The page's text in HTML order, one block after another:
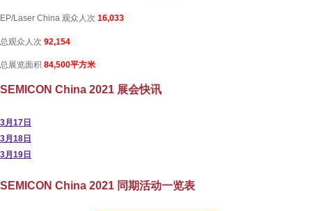
EP/Laser China 观众人次 16,033
总观众人次 92,154
总展览面积 84,500平方米
SEMICON China 2021 展会快讯
3月17日
3月18日
3月19日
SEMICON China 2021 同期活动一览表